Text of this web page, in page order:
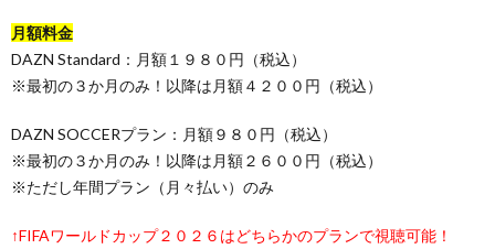
月額料金
DAZN Standard：月額１９８０円（税込）
※最初の３か月のみ！以降は月額４２００円（税込）
DAZN SOCCERプラン：月額９８０円（税込）
※最初の３か月のみ！以降は月額２６００円（税込）
※ただし年間プラン（月々払い）のみ
↑FIFAワールドカップ２０２６はどちらかのプランで視聴可能！